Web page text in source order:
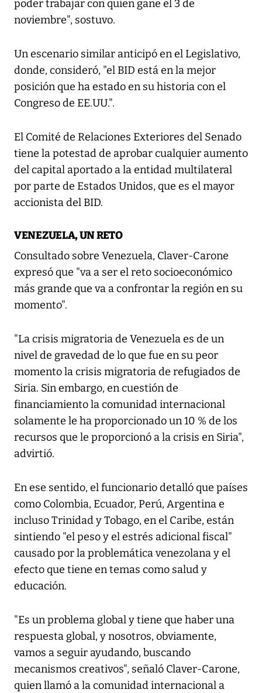
poder trabajar con quien gane el 3 de
noviembre", sostuvo.
Un escenario similar anticipó en el Legislativo,
donde, consideró, "el BID está en la mejor
posición que ha estado en su historia con el
Congreso de EE.UU.".
El Comité de Relaciones Exteriores del Senado
tiene la potestad de aprobar cualquier aumento
del capital aportado a la entidad multilateral
por parte de Estados Unidos, que es el mayor
accionista del BID.
VENEZUELA, UN RETO
Consultado sobre Venezuela, Claver-Carone
expresó que "va a ser el reto socioeconómico
más grande que va a confrontar la región en su
momento".
"La crisis migratoria de Venezuela es de un
nivel de gravedad de lo que fue en su peor
momento la crisis migratoria de refugiados de
Siria. Sin embargo, en cuestión de
financiamiento la comunidad internacional
solamente le ha proporcionado un 10 % de los
recursos que le proporcionó a la crisis en Siria",
advirtió.
En ese sentido, el funcionario detalló que países
como Colombia, Ecuador, Perú, Argentina e
incluso Trinidad y Tobago, en el Caribe, están
sintiendo "el peso y el estrés adicional fiscal"
causado por la problemática venezolana y el
efecto que tiene en temas como salud y
educación.
"Es un problema global y tiene que haber una
respuesta global, y nosotros, obviamente,
vamos a seguir ayudando, buscando
mecanismos creativos", señaló Claver-Carone,
quien llamó a la comunidad internacional a